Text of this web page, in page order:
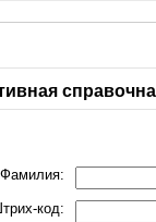
Фамилия:
код: